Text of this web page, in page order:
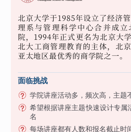
北京大学于1985年设立了经济
理系与管理科学中心合并成
院，1994年正式更名为北京大
北大工商管理教育的主体，北
亚太地区最优秀的商学院之一。
面临挑战
学院讲座活动多，频次高，主题
希望根据讲座主题快速设计专属
名
每场讲座都有人数和报名截止时